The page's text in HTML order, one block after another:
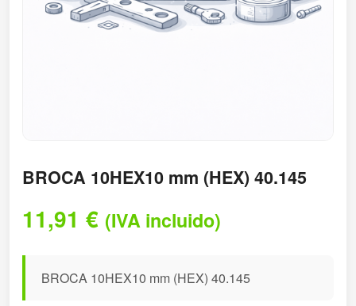
BROCA 10HEX10 mm (HEX) 40.145
11,91 € (IVA incluido)
BROCA 10HEX10 mm (HEX) 40.145